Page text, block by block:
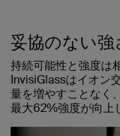
妥協のない強
持続可能性と強度は
InvisiGlassはイオン
量を増やすことなく
最大62%強度が向上